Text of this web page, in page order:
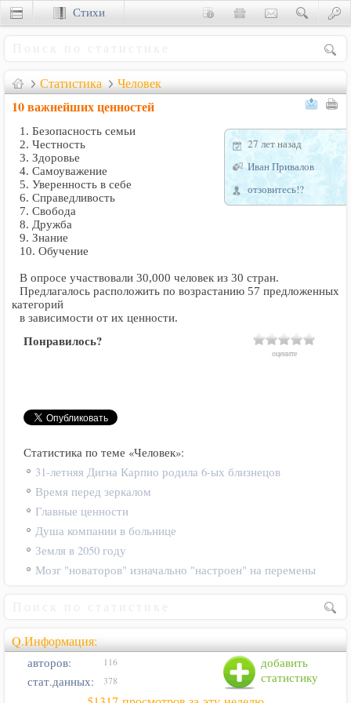
Статистика Человек
10 важнейших ценностей
27 лет назад
Иван Привалов
отзовитесь!?
1. Безопасность семьи
2. Честность
3. Здоровье
4. Самоуважение
5. Уверенность в себе
6. Справедливость
7. Свобода
8. Дружба
9. Знание
10. Обучение
В опросе участвовали 30,000 человек из 30 стран.
Предлагалось расположить по возрастанию 57 предложенных
категорий
в зависимости от их ценности.
Понравилось?
оцените
Статистика по теме «Человек»:
31-летняя Дигна Карпио родила 6-ых близнецов
Время перед зеркалом
Главные ценности
Душа компании в больнице
Земля в 2050 году
Мозг "новаторов" изначально "настроен" на перемены
Q.Информация:
добавить
статистику
авторов: 116
стат.данных: 378
Стихи